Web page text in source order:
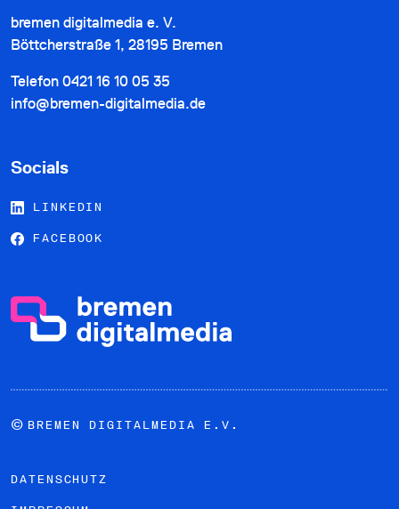
bremen digitalmedia e. V.
Böttcherstraße 1, 28195 Bremen
Telefon 0421 16 10 05 35
info@bremen-digitalmedia.de
Socials
LINKEDIN
FACEBOOK
© BREMEN DIGITALMEDIA E.V.
DATENSCHUTZ